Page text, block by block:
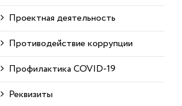
Проектная деятельность
Противодействие коррупции
Профилактика COVID-19
Реквизиты